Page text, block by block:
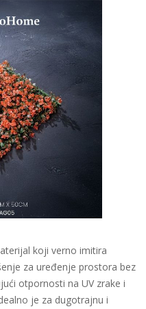
koji verno imitira
za uređenje prostora bez
otpornosti na UV zrake i
je za dugotrajnu i